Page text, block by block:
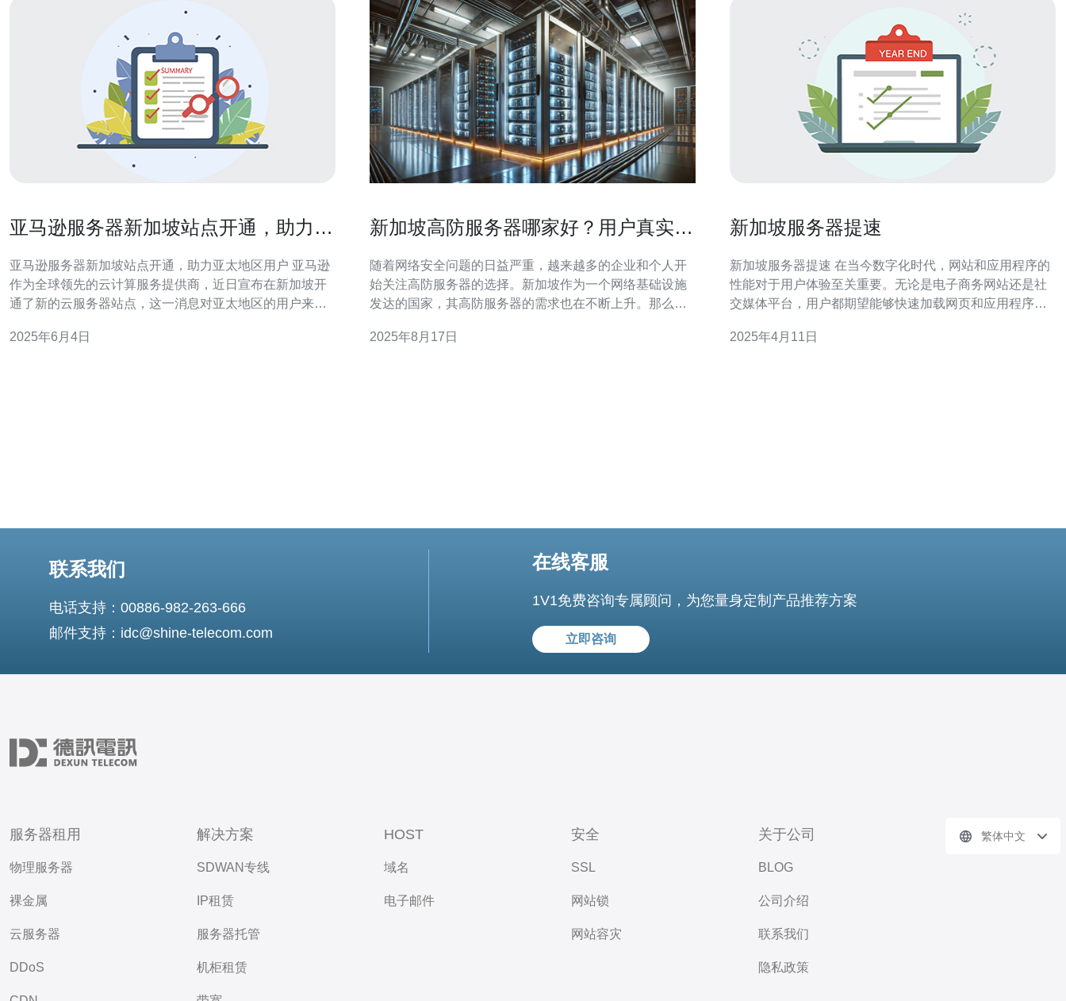
亚马逊服务器新加坡站点开通，助力亚
亚马逊服务器新加坡站点开通，助力亚太地区用户 亚马逊
作为全球领先的云计算服务提供商，近日宣布在新加坡开
通了新的云服务器站点，这一消息对亚太地区的用户来说
点，将为亚太地区的用户提供更快速、更稳定的云服务体
2025年6月4日
新加坡高防服务器哪家好？用户真实反
随着网络安全问题的日益严重，越来越多的企业和个人开
始关注高防服务器的选择。新加坡作为一个网络基础设施
发达的国家，其高防服务器的需求也在不断上升。那么，
供详细的步骤指南和用户真实反馈，帮助您做出明智的选
2025年8月17日
新加坡服务器提速
新加坡服务器提速 在当今数字化时代，网站和应用程序的
性能对于用户体验至关重要。无论是电子商务网站还是社
交媒体平台，用户都期望能够快速加载网页和应用程序。
素之一。 新加坡作为亚洲地区的重要商业和科技中心，吸
2025年4月11日
联系我们
电话支持：00886-982-263-666
邮件支持：idc@shine-telecom.com
在线客服
1V1免费咨询专属顾问，为您量身定制产品推荐方案
立即咨询
服务器租用
物理服务器
裸金属
云服务器
DDoS
解决方案
SDWAN专线
IP租赁
服务器托管
机柜租赁
HOST
域名
电子邮件
安全
SSL
网站锁
网站容灾
关于公司
BLOG
公司介绍
联系我们
隐私政策
繁体中文